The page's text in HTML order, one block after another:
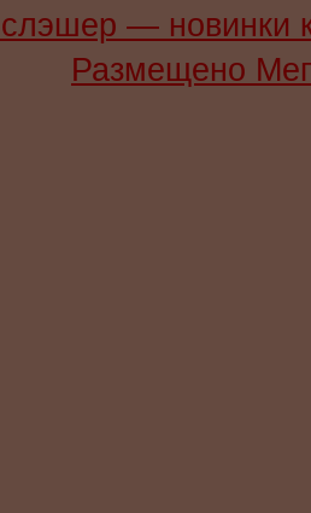
—
Размещено